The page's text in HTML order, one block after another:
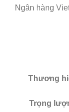
Ngân hàng
Thương
Trọng